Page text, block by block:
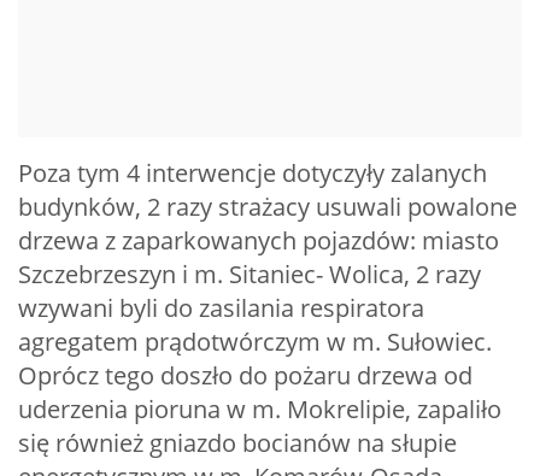
Poza tym 4 interwencje dotyczyły zalanych
budynków, 2 razy strażacy usuwali powalone
drzewa z zaparkowanych pojazdów: miasto
Szczebrzeszyn i m. Sitaniec- Wolica, 2 razy
wzywani byli do zasilania respiratora
agregatem prądotwórczym w m. Sułowiec.
Oprócz tego doszło do pożaru drzewa od
uderzenia pioruna w m. Mokrelipie, zapaliło
się również gniazdo bocianów na słupie